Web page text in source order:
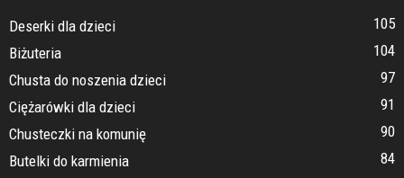
Deserki dla dzieci
105
Biżuteria
104
Chusta do noszenia dzieci
97
Ciężarówki dla dzieci
91
Chusteczki na komunię
90
Butelki do karmienia
84